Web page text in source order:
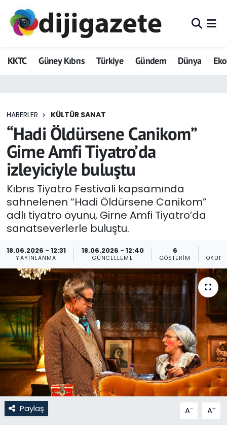
KKTC Güney Kıbrıs Türkiye Gündem Dünya
HABERLER KÜLTÜR SANAT
“Hadi Öldürsene Canikom”
Girne Amfi Tiyatro’da
izleyiciyle buluştu
Kıbrıs Tiyatro Festivali kapsamında
sahnelenen “Hadi Öldürsene Canikom”
adlı tiyatro oyunu, Girne Amfi Tiyatro’da
sanatseverlerle buluştu.
18.06.2026 - 12:31
YAYINLANMA
18.06.2026 - 12:40
GÜNCELLEME
6
GÖSTERIM
Paylaş A- A+
ADVERTORIAL
Dijigazete
Eğitim
Ekonomi
Foto Galeri
GEZİ
Güncel
Gündem
KKTC
KKTC YEREL SEÇİM 2018
Kültür Sanat
Magazin
Moda
Nöbetçi Eczaneler
Hava Durumu
Trafik Durumu
Tüm Manşetler
Son Dakika Haberleri
Haber Arşivi